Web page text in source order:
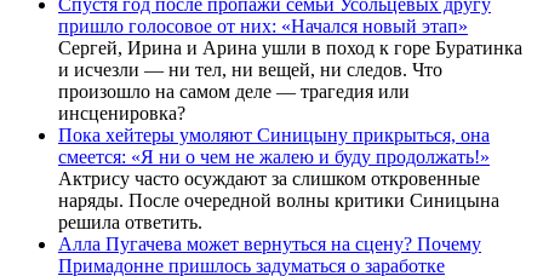
Спустя год после пропажи семьи Усольцевых другу
пришло голосовое от них: «Начался новый этап»
Сергей, Ирина и Арина ушли в поход к горе Буратинка
и исчезли — ни тел, ни вещей, ни следов. Что
произошло на самом деле — трагедия или
инсценировка?
Пока хейтеры умоляют Синицыну прикрыться, она
смеется: «Я ни о чем не жалею и буду продолжать!»
Актрису часто осуждают за слишком откровенные
наряды. После очередной волны критики Синицына
решила ответить.
Алла Пугачева может вернуться на сцену? Почему
Примадонне пришлось задуматься о заработке